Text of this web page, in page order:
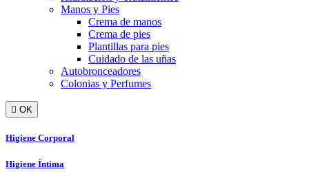
Manos y Pies
Crema de manos
Crema de pies
Plantillas para pies
Cuidado de las uñas
Autobronceadores
Colonias y Perfumes
 OK
Higiene Corporal
Higiene Íntima